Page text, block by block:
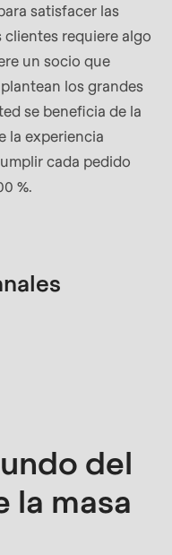
satisfacer las
clientes requiere algo
un socio que
los grandes
se beneficia de la
la experiencia
cada pedido
%.
del
la masa